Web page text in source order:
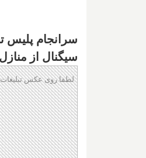
سیگنال از
لطفا روی عکس تبلیغات